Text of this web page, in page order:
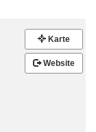
Karte
Website